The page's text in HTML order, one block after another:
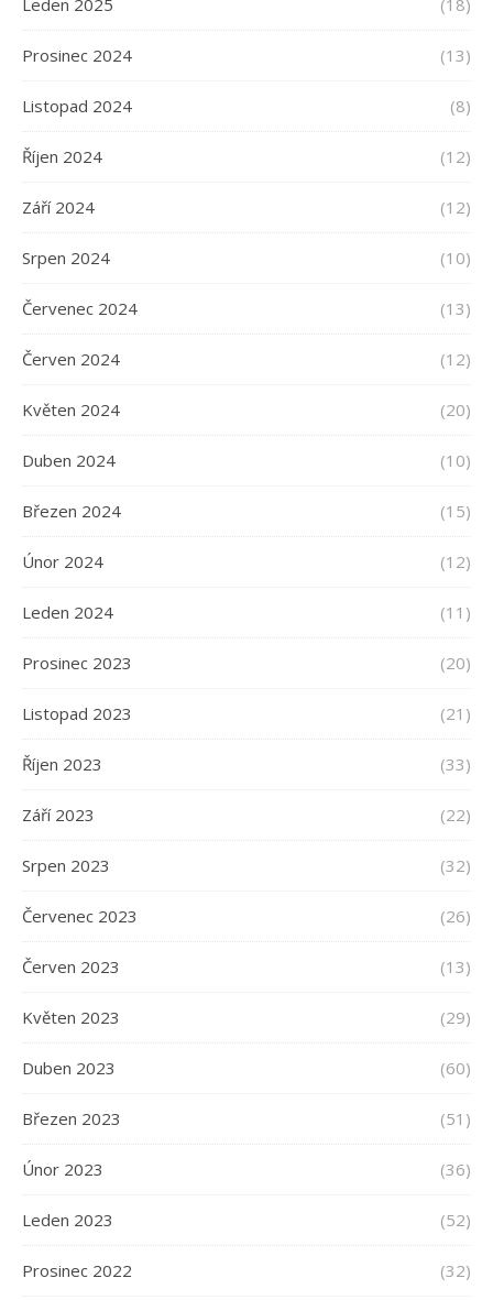
Prosinec 2024 (13)
Listopad 2024 (8)
Říjen 2024 (12)
Září 2024 (12)
Srpen 2024 (10)
Červenec 2024 (13)
Červen 2024 (12)
Květen 2024 (20)
Duben 2024 (10)
Březen 2024 (15)
Únor 2024 (12)
Leden 2024 (11)
Prosinec 2023 (20)
Listopad 2023 (21)
Říjen 2023 (33)
Září 2023 (22)
Srpen 2023 (32)
Červenec 2023 (26)
Červen 2023 (13)
Květen 2023 (29)
Duben 2023 (60)
Březen 2023 (51)
Únor 2023 (36)
Leden 2023 (52)
Prosinec 2022 (32)